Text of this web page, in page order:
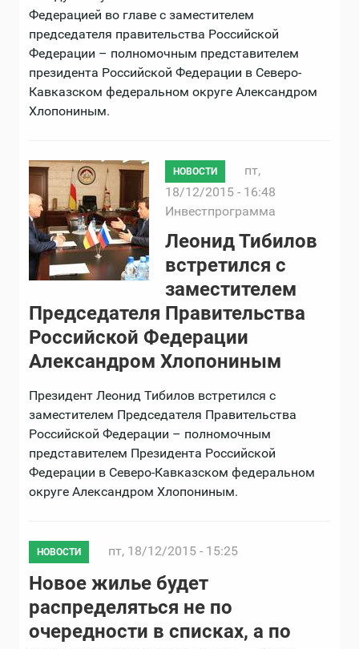
Федерацией во главе с заместителем
председателя правительства Российской
Федерации – полномочным представителем
президента Российской Федерации в Северо-
Кавказском федеральном округе Александром
Хлопониным.
НОВОСТИ
пт,
18/12/2015 - 16:48
Инвестпрограмма
Леонид Тибилов
встретился с
заместителем
Председателя Правительства
Российской Федерации
Александром Хлопониным
Президент Леонид Тибилов встретился с
заместителем Председателя Правительства
Российской Федерации – полномочным
представителем Президента Российской
Федерации в Северо-Кавказском федеральном
округе Александром Хлопониным.
НОВОСТИ пт, 18/12/2015 - 15:25
Новое жилье будет
распределяться не по
очередности в списках, а по